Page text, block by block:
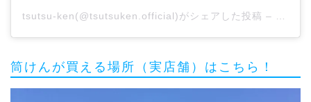
tsutsu-ken(@tsutsuken.official)がシェアした投稿 – 2020
筒けんが買える場所（実店舗）はこちら！